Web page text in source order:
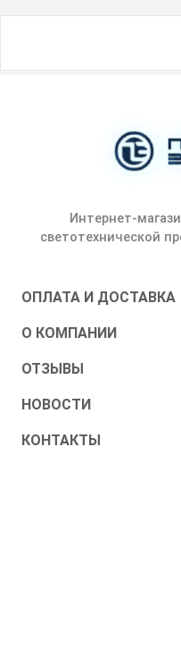
Интернет-
светотехнической
ОПЛАТА И ДОСТАВКА
О КОМПАНИИ
ОТЗЫВЫ
НОВОСТИ
КОНТАКТЫ